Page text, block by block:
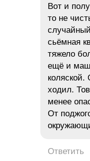
Вот и
то не
сьёмная
тяжело
ещё и
коляской.
ходил.
менее
От
Ответить